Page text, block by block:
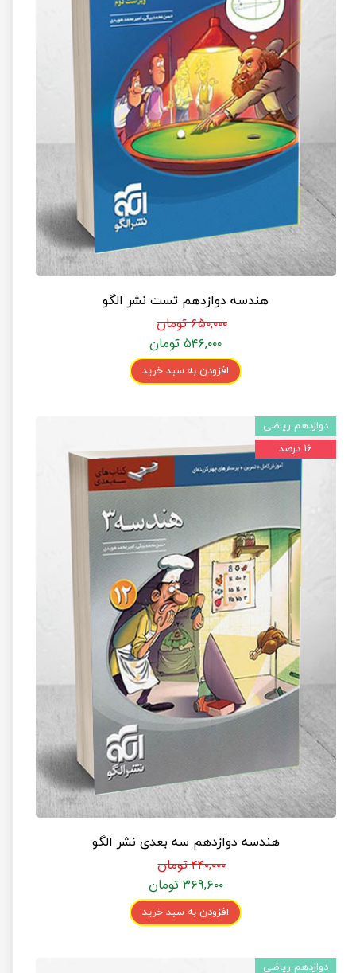
هندسه دوازدهم تست نشر الگو
۶۵۰,۰۰۰ تومان
۵۴۶,۰۰۰ تومان
افزودن به سبد خرید
هندسه دوازدهم سه بعدی نشر الگو
۴۴۰,۰۰۰ تومان
۳۶۹,۶۰۰ تومان
افزودن به سبد خرید
دوازدهم ریاضی
۱۶ درصد
دوازدهم ریاضی